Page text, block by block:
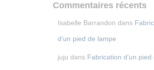
Commentaires récents
Isabelle Barrandon dans
d’un pied de lampe
juju dans Fabrication d’un pied